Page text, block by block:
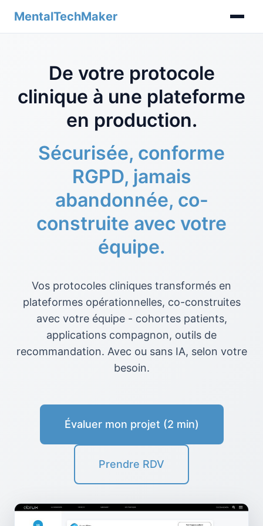
MentalTechMaker
De votre protocole
clinique à une plateforme
en production.
Sécurisée, conforme
RGPD, jamais
abandonnée, co-
construite avec votre
équipe.
Vos protocoles cliniques transformés en
plateformes opérationnelles, co-construites
avec votre équipe - cohortes patients,
applications compagnon, outils de
recommandation. Avec ou sans IA, selon votre
besoin.
Évaluer mon projet (2 min)
Prendre RDV